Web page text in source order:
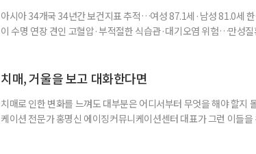
아시아 34개국 34년간 보건지표 추적…여성 87.1세·남성 81.0세
이 수명 연장 견인 고혈압·부적절한 식습관·대기오염 위험…만성
분석한 장기 추적 결과를 발표했다. 이번 연구에는 고려대와 경희대
치매, 거울을 보고 대화한다면
치매로 인한 변화를 느껴도 대부분은 어디서부터 무엇을 해야 할지
케이션 전문가 홍명신 에이징커뮤니케이션센터 대표가 그런 이들